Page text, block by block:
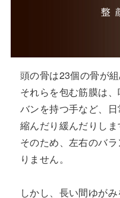
頭の骨は23個の骨が
それらを包む筋膜は
バンを持つ手など、
縮んだり緩んだりしま
そのため、左右のバ
りません。
しかし、長い間ゆが